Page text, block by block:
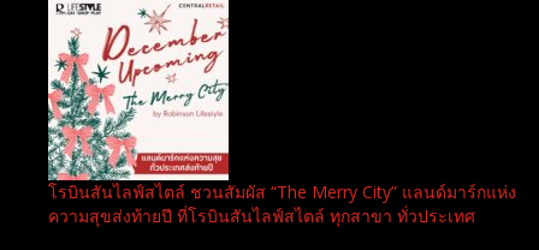
โรบินสันไลฟ์สไตล์ ชวนสัมผัส “The Merry City” แลนด์มาร์กแห่ง
ความสุขส่งท้ายปี ที่โรบินสันไลฟ์สไตล์ ทุกสาขา ทั่วประเทศ